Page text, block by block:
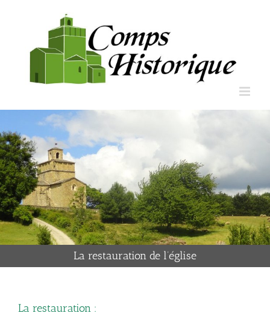
La restauration de l’église
La restauration :